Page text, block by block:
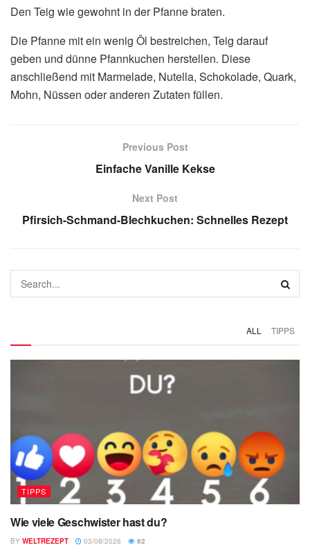
Den Teig wie gewohnt in der Pfanne braten.
Die Pfanne mit ein wenig Öl bestreichen, Teig darauf
geben und dünne Pfannkuchen herstellen. Diese
anschließend mit Marmelade, Nutella, Schokolade, Quark,
Mohn, Nüssen oder anderen Zutaten füllen.
Previous Post
Einfache Vanille Kekse
Next Post
Pfirsich-Schmand-Blechkuchen: Schnelles Rezept
ALL TIPPS
TIPPS
Wie viele Geschwister hast du?
BY WELTREZEPT 03/08/2026 62